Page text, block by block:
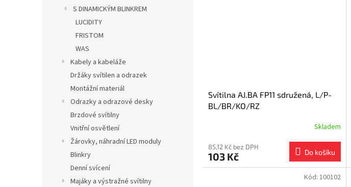
S DINAMICKÝM BLINKREM
LUCIDITY
FRISTOM
WAS
Kabely a kabeláže
Držáky svítilen a odrazek
Montážní materiál
Odrazky a odrazové desky
Brzdové svítilny
Vnitřní osvětlení
Žárovky, náhradní LED moduly
Blinkry
Denní svícení
Majáky a výstražné svítilny
Svítilna AJ.BA FP11 sdružená, L/P-
BL/BR/KO/RZ
Skladem
85,12 Kč bez DPH
103 Kč Do košíku
Kód: 100102